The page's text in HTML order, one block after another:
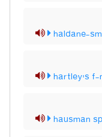
haldane-
hartley's
hausman